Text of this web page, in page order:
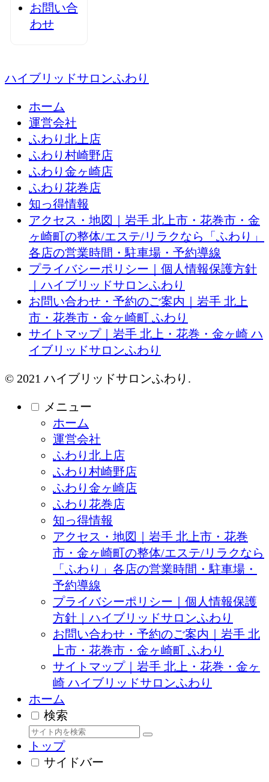
お問い合
わせ
ハイブリッドサロンふわり
ホーム
運営会社
ふわり北上店
ふわり村崎野店
ふわり金ヶ崎店
ふわり花巻店
知っ得情報
アクセス・地図｜岩手 北上市・花巻市・金
ヶ崎町の整体/エステ/リラクなら「ふわり」
各店の営業時間・駐車場・予約導線
プライバシーポリシー｜個人情報保護方針
｜ハイブリッドサロンふわり
お問い合わせ・予約のご案内｜岩手 北上
市・花巻市・金ヶ崎町 ふわり
サイトマップ｜岩手 北上・花巻・金ヶ崎 ハ
イブリッドサロンふわり
© 2021 ハイブリッドサロンふわり.
メニュー
ホーム
運営会社
ふわり北上店
ふわり村崎野店
ふわり金ヶ崎店
ふわり花巻店
知っ得情報
アクセス・地図｜岩手 北上市・花巻
市・金ヶ崎町の整体/エステ/リラクなら
「ふわり」各店の営業時間・駐車場・
予約導線
プライバシーポリシー｜個人情報保護
方針｜ハイブリッドサロンふわり
お問い合わせ・予約のご案内｜岩手 北
上市・花巻市・金ヶ崎町 ふわり
サイトマップ｜岩手 北上・花巻・金ヶ
崎 ハイブリッドサロンふわり
ホーム
検索
トップ
サイドバー